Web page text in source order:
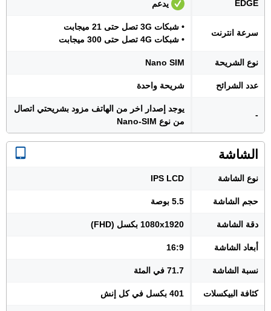
EDGE يدعم
سرعة انترنت
• شبكات 3G تصل حتى 21 ميجابت
• شبكات 4G تصل حتى 300 ميجابت
نوع الشريحة Nano SIM
عدد الشرائح شريحة واحدة
-
يوجد إصدار اخر من الهاتف مزود بشريحتي اتصال
من نوع Nano-SIM
الشاشة
نوع الشاشة IPS LCD
حجم الشاشة 5.5 بوصة
دقة الشاشة 1080x1920 بكسل (FHD)
أبعاد الشاشة 16:9
نسبة الشاشة 71.7 في المئة
كثافة البيكسلات 401 بكسل في كل إنش